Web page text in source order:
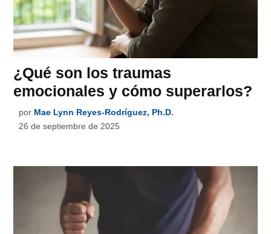
¿Qué son los traumas
emocionales y cómo superarlos?
por Mae Lynn Reyes-Rodríguez, Ph.D.
26 de septiembre de 2025